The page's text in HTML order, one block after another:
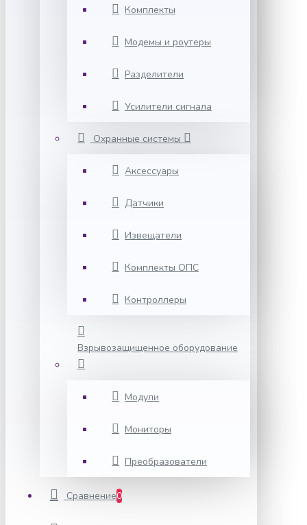
Комплекты
Модемы и роутеры
Разделители
Усилители сигнала
Охранные системы
Аксессуары
Датчики
Извещатели
Комплекты ОПС
Контроллеры
Взрывозащищенное оборудование
Модули
Мониторы
Преобразователи
Сравнение0